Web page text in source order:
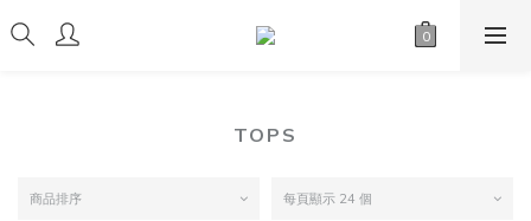
TOPS
商品排序 每頁顯示 24 個